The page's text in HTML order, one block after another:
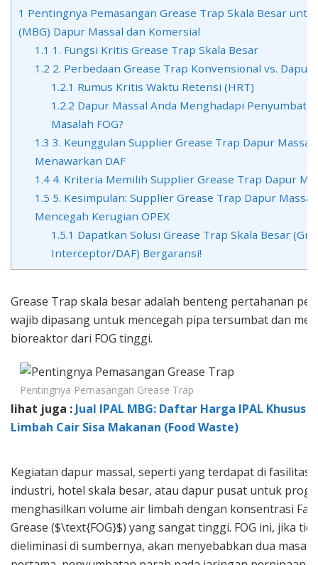
1 Pentingnya Pemasangan Grease Trap Skala Besar
(MBG) Dapur Massal dan Komersial
1.1 1. Fungsi Kritis Grease Trap Skala Besar
1.2 2. Perbedaan Grease Trap Konvensional vs. Dapur
1.2.1 Rumus Kritis Waktu Retensi (HRT)
1.2.2 Dapur Massal Anda Menghadapi
Masalah FOG?
1.3 3. Keunggulan Supplier Grease Trap Dapur Massal
Menawarkan DAF
1.44. Kriteria Memilih Supplier Grease Trap Dapur
1.5 5. Kesimpulan: Supplier Grease Trap Dapur Massal
Mencegah Kerugian OPEX
1.5.1 Dapatkan Solusi Grease Trap Skala Besar
Interceptor/DAF) Bergaransi!
Grease Trap skala besar adalah benteng pertahanan
wajib dipasang untuk mencegah pipa tersumbat dan
bioreaktor dari FOG tinggi.
Pentingnya Pemasangan Grease Trap
lihat juga : Jual IPAL MBG: Daftar Harga IPAL Khusus
Limbah Cair Sisa Makanan (Food Waste)
Kegiatan dapur massal, seperti yang terdapat di fasilitas
industri, hotel skala besar, atau dapur pusat untuk
menghasilkan volume air limbah dengan konsentrasi
Grease ($\text{FOG}$) yang sangat tinggi. FOG ini, jika
dieliminasi di sumbernya, akan menyebabkan dua